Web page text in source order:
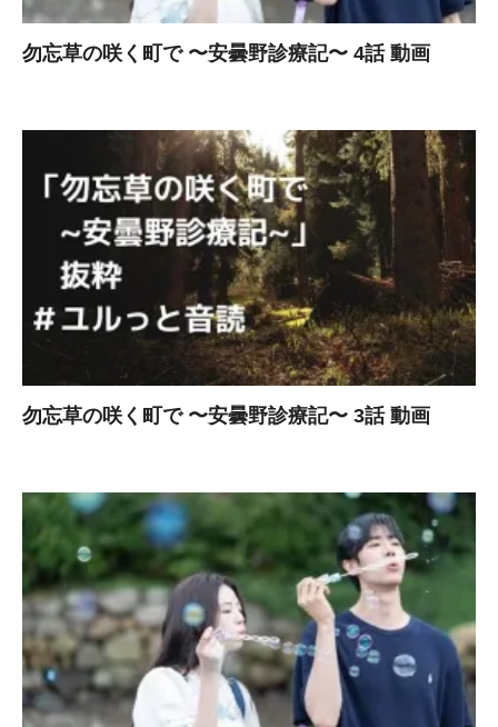
勿忘草の咲く町で 〜安曇野診療記〜 4話 動画
勿忘草の咲く町で 〜安曇野診療記〜 3話 動画